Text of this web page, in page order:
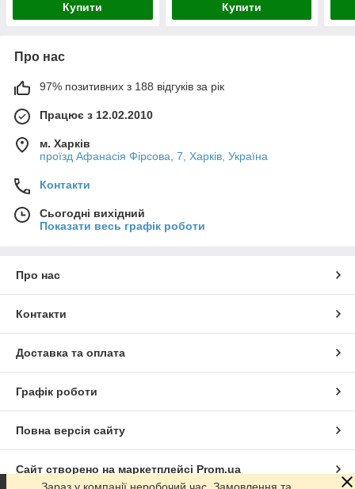
Купити Купити
Про нас
97% позитивних з 188 відгуків за рік
Працює з 12.02.2010
м. Харків
проїзд Афанасія Фірсова, 7, Харків, Україна
Контакти
Сьогодні вихідний
Показати весь графік роботи
Про нас
Контакти
Доставка та оплата
Графік роботи
Повна версія сайту
Сайт створено на маркетплейсі Prom.ua